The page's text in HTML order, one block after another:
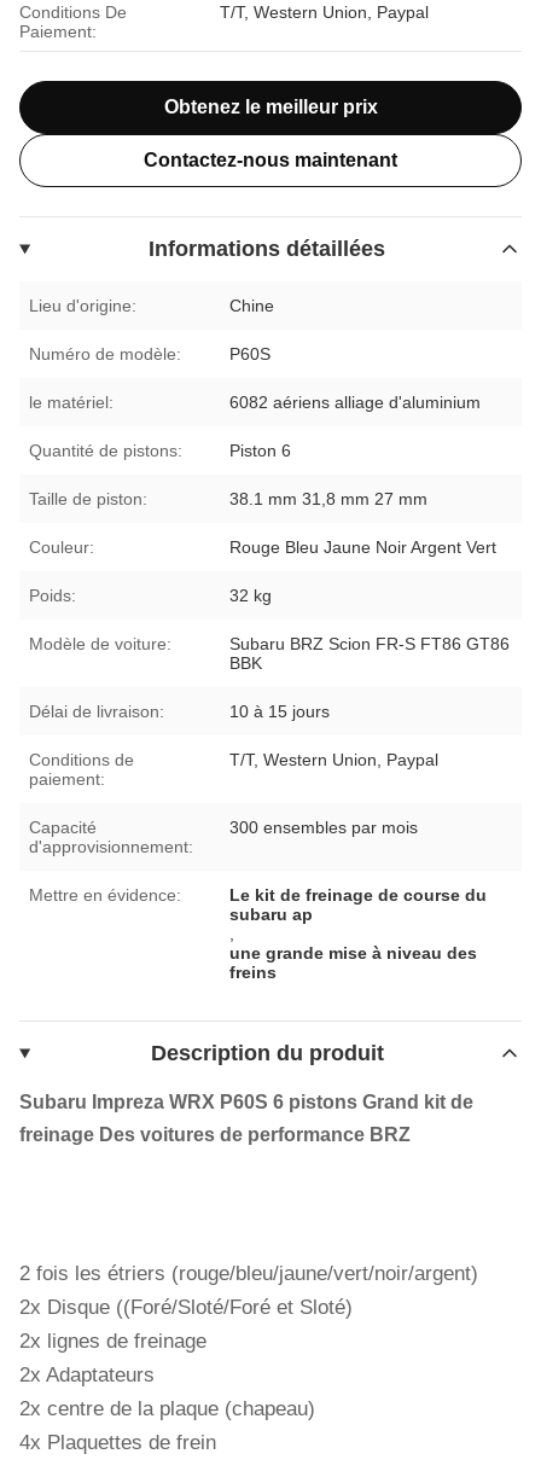
Conditions De
Paiement:
T/T, Western Union, Paypal
Obtenez le meilleur prix
Contactez-nous maintenant
Informations détaillées
Lieu d'origine: Chine
Numéro de modèle: P60S
le matériel: 6082 aériens alliage d'aluminium
Quantité de pistons: Piston 6
Taille de piston: 38.1 mm 31,8 mm 27 mm
Couleur: Rouge Bleu Jaune Noir Argent Vert
Poids: 32 kg
Modèle de voiture:
Subaru BRZ Scion FR-S FT86 GT86
BBK
Délai de livraison: 10 à 15 jours
Conditions de
paiement:
T/T, Western Union, Paypal
Capacité
d'approvisionnement:
300 ensembles par mois
Mettre en évidence:
Le kit de freinage de course du
subaru ap
une grande mise à niveau des
freins
Description du produit
Subaru Impreza WRX P60S 6 pistons Grand kit de
freinage Des voitures de performance BRZ
2 fois les étriers (rouge/bleu/jaune/vert/noir/argent)
2x Disque ((Foré/Sloté/Foré et Sloté)
2x lignes de freinage
2x Adaptateurs
2x centre de la plaque (chapeau)
4x Plaquettes de frein